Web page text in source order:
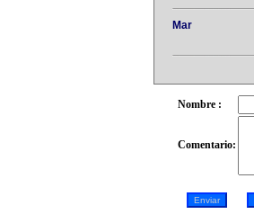
Mar
Nombre :
Comentario: